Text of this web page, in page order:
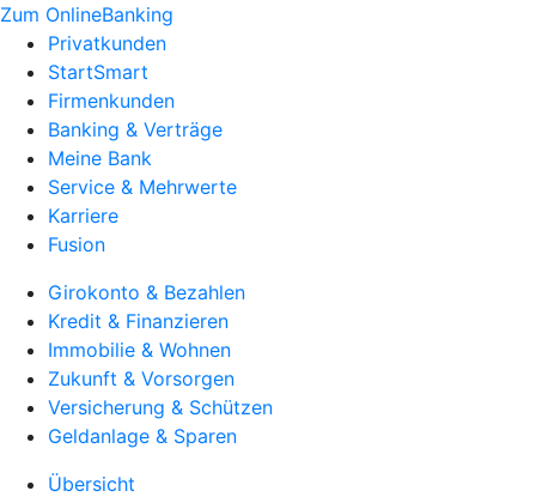
Zum OnlineBanking
Privatkunden
StartSmart
Firmenkunden
Banking & Verträge
Meine Bank
Service & Mehrwerte
Karriere
Fusion
Girokonto & Bezahlen
Kredit & Finanzieren
Immobilie & Wohnen
Zukunft & Vorsorgen
Versicherung & Schützen
Geldanlage & Sparen
Übersicht